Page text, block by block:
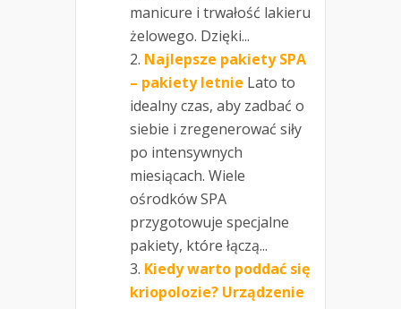
manicure i trwałość lakieru
żelowego. Dzięki...
Najlepsze pakiety SPA
– pakiety letnie Lato to
idealny czas, aby zadbać o
siebie i zregenerować siły
po intensywnych
miesiącach. Wiele
ośrodków SPA
przygotowuje specjalne
pakiety, które łączą...
Kiedy warto poddać się
kriopolozie? Urządzenie